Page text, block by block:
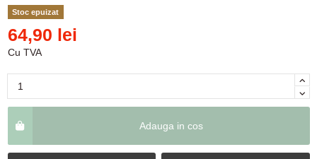
Stoc epuizat
64,90 lei
Cu TVA
Adauga in cos